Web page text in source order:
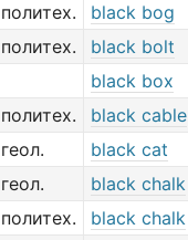
политех.
black bog
политех.
black bolt
black box
политех.
black cable
геол.
black cat
геол.
black chalk
политех.
black chalk